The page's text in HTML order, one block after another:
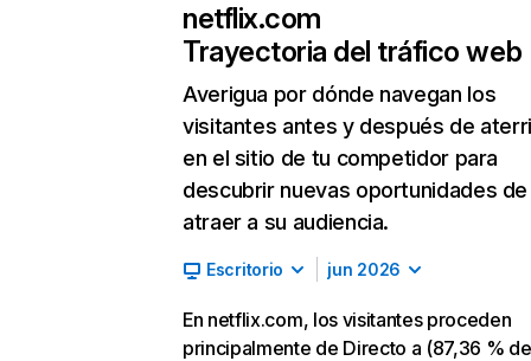
netflix.com
Trayectoria del tráfico web
Averigua por dónde navegan los
visitantes antes y después de
en el sitio de tu competidor para
descubrir nuevas oportunidades de
atraer a su audiencia.
Escritorio jun 2026
En netflix.com, los visitantes proceden
principalmente de Directo a (87,36 % de